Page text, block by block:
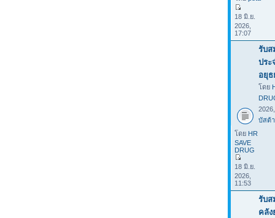
18 มิ.ย.
2026,
17:07
รับส
ประ
อยุ
โดย
บัสต้า
โดย HR
SAVE
DRUG
18 มิ.ย.
2026,
11:53
รับส
คลัง